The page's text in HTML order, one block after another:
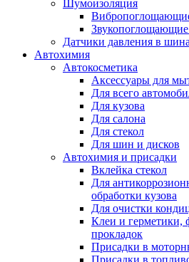
Шумоизоляция
Датчики давления в
Автохимия
Автокосметика
Аксессуары для
Для всего
Для кузова
Для салона
Для стекол
Для шин и дисков
Автохимия и присадки
Вклейка стекол
Для
обработки кузова
Для очистки
Клеи и герметики,
прокладок
Присадки в
Присадки в